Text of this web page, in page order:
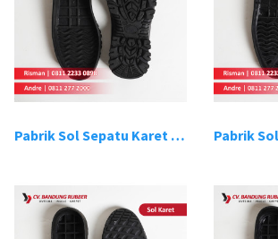
Pabrik Sol Sepatu Karet Bandung 11